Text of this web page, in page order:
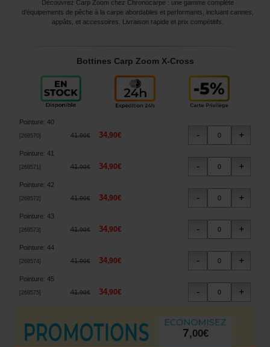
Découvrez Carp Zoom chez Chronocarpe : une gamme complète
d’équipements de pêche à la carpe abordables et performants, incluant cannes,
appâts, et accessoires. Livraison rapide et prix compétitifs.
Bottines Carp Zoom X-Cross
Pointure: 40
268570] 41,90€ 34,90€
Pointure: 41
268571 ] 41,90€ 34,90€
Pointure: 42
268572] 41,90€ 34,90€
Pointure: 43
268573 ] 41,90€ 34,90€
Pointure: 44
268574] 41,90€ 34,90€
Pointure: 45
268575] 41,90€ 34,90€
7,00€